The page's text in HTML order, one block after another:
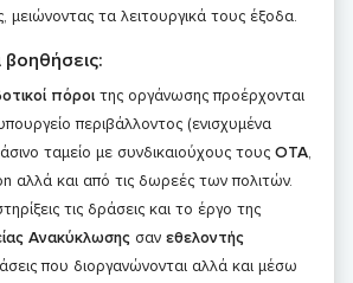
μειώνοντας τα λειτουργικά τους έξοδα.
πόροι της οργάνωσης προέρχονται
περιβάλλοντος (ενισχυμένα
ταμείο με συνδικαιούχους τους ΟΤΑ,
αλλά και από τις δωρεές των πολιτών.
τις δράσεις και το έργο της
Ανακύκλωσης σαν εθελοντής
που διοργανώνονται αλλά και μέσω